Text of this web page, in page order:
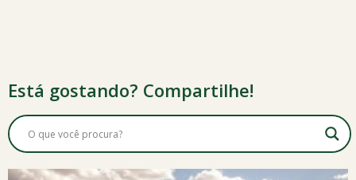
Está gostando? Compartilhe!